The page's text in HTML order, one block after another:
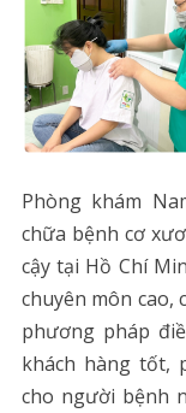
Phòng khám
chữa bệnh cơ
cậy tại Hồ Chí
chuyên môn cao,
phương pháp
khách hàng tốt,
cho người bệnh